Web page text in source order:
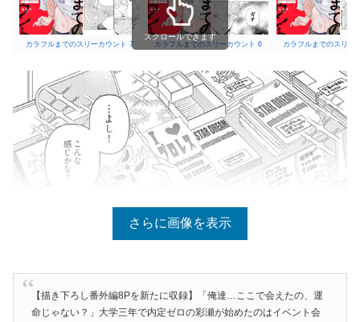
カラフルまでのスリーカウント 7 カラフルまでのスリーカウント 6 カラフルまでのスリー
スクロールできます
さらに画像を表示
【描き下ろし番外編8Pを新たに収録】「俺達…ここで会えたの、運
命じゃない？」大学三年で内定ゼロの彩瀬が始めたのはイベント会